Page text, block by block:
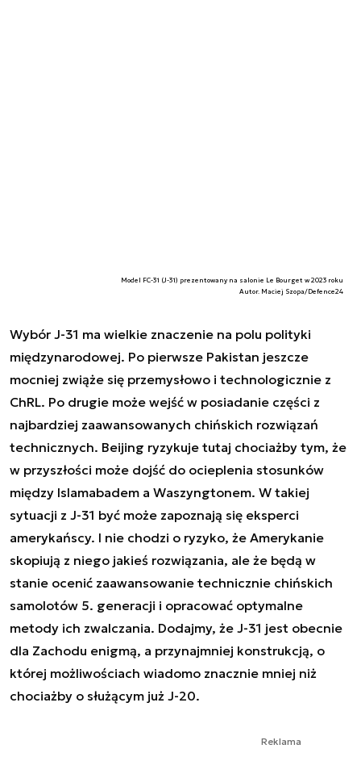
Model FC-31 (J-31) prezentowany na salonie Le Bourget w 2023 roku
Autor. Maciej Szopa/Defence24
Wybór J-31 ma wielkie znaczenie na polu polityki
międzynarodowej. Po pierwsze Pakistan jeszcze
mocniej zwiąże się przemysłowo i technologicznie z
ChRL. Po drugie może wejść w posiadanie części z
najbardziej zaawansowanych chińskich rozwiązań
technicznych. Beijing ryzykuje tutaj chociażby tym, że
w przyszłości może dojść do ocieplenia stosunków
między Islamabadem a Waszyngtonem. W takiej
sytuacji z J-31 być może zapoznają się eksperci
amerykańscy. I nie chodzi o ryzyko, że Amerykanie
skopiują z niego jakieś rozwiązania, ale że będą w
stanie ocenić zaawansowanie technicznie chińskich
samolotów 5. generacji i opracować optymalne
metody ich zwalczania. Dodajmy, że J-31 jest obecnie
dla Zachodu enigmą, a przynajmniej konstrukcją, o
której możliwościach wiadomo znacznie mniej niż
chociażby o służącym już J-20.
Reklama